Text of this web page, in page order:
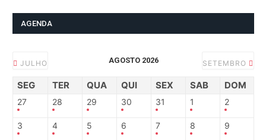
AGENDA
JULHO AGOSTO 2026 SETEMBRO
SEG TER QUA QUI SEX SAB DOM
27 28 29 30 31 1 2
3 4 5 6 7 8 9